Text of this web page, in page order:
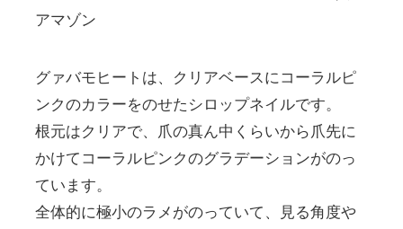
アマゾン
グァバモヒートは、クリアベースにコーラルピ
ンクのカラーをのせたシロップネイルです。
根元はクリアで、爪の真ん中くらいから爪先に
かけてコーラルピンクのグラデーションがのっ
ています。
全体的に極小のラメがのっていて、見る角度や